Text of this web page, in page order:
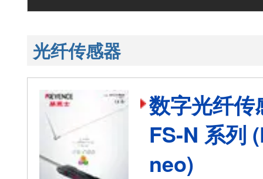
光纤传感器
数字光纤传
FS-N 系列
neo)